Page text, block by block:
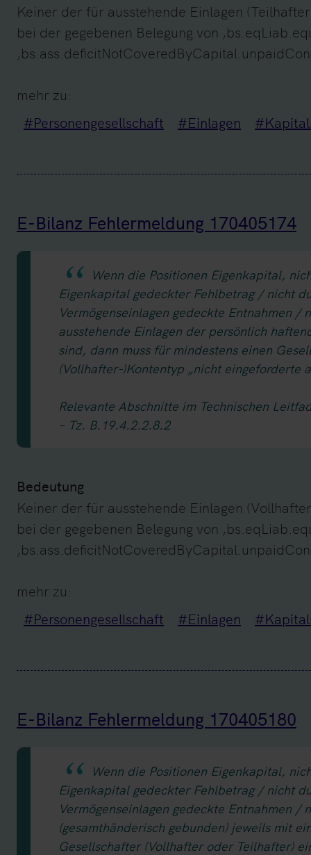
Keiner der für ausstehende Einlagen
bei der gegebenen Belegung von
mehr zu:
#Personengesellschaft
#Einlagen
E-Bilanz Fehlermeldung 170405174
Wenn die Positionen Eigenkapital,
Eigenkapital gedeckter Fehlbetrag / nicht
Vermögenseinlagen gedeckte Entnahmen
ausstehende Einlagen der persönlich
sind, dann muss für mindestens einen
(Vollhafter-)Kontentyp „nicht eingeforderte
Relevante Abschnitte im Technischen
– Tz. B.19.4.2.2.8.2
Bedeutung
Keiner der für ausstehende Einlagen
bei der gegebenen Belegung von
mehr zu:
#Personengesellschaft
#Einlagen
E-Bilanz Fehlermeldung 170405180
Wenn die Positionen Eigenkapital,
Eigenkapital gedeckter Fehlbetrag / nicht
Vermögenseinlagen gedeckte Entnahmen /
(gesamthänderisch gebunden) jeweils mit
Gesellschafter (Vollhafter oder Teilhafter)